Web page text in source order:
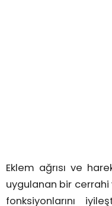
Eklem ağrısı ve
uygulanan bir
fonksiyonlarını